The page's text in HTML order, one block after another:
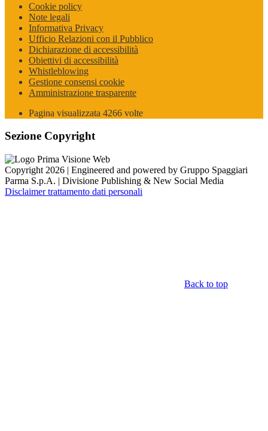
Cookie policy
Note legali
Informativa Privacy
Ufficio Relazioni con il Pubblico
Dichiarazione di accessibilità
Obiettivi di accessibilità
Whistleblowing
Gestione consensi cookie
Amministrazione trasparente
Pagina visualizzata 4266 volte
Sezione Copyright
Copyright 2026 | Engineered and powered by Gruppo Spaggiari
Parma S.p.A. | Divisione Publishing & New Social Media
Disclaimer trattamento dati personali
Back to top